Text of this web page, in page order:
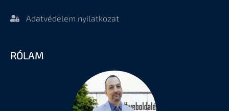
Adatvédelem nyilatkozat
RÓLAM